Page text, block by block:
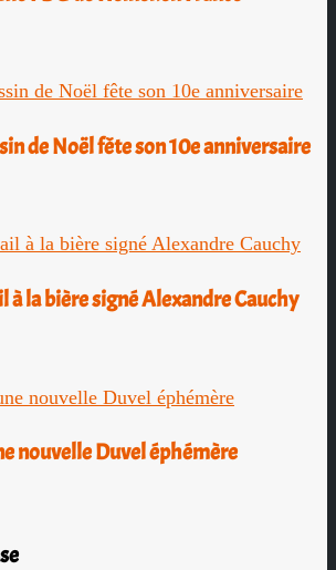
de Noël fête son 10e anniversaire
à la bière signé Alexandre Cauchy
nouvelle Duvel éphémère